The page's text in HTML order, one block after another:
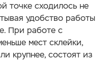
точке сходилось не
удобство работы
При работе с
мест склейки,
крупнее, состоят из